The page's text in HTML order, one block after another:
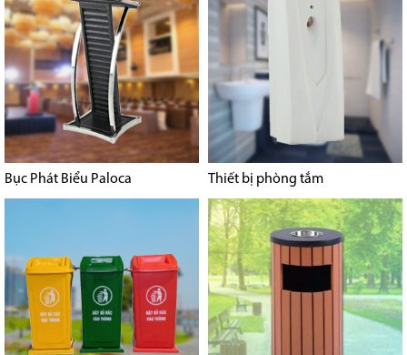
Bục Phát Biểu Paloca Thiết bị phòng tắm